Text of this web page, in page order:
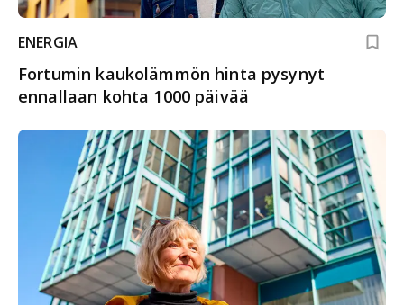
ENERGIA
Fortumin kaukolämmön hinta pysynyt
ennallaan kohta 1000 päivää